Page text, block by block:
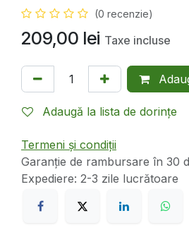
(0 recenzie)
209,00 lei Taxe incluse
Adaugă la lista de dorințe
Termeni și condiții
Garanție de rambursare în 30
Expediere: 2-3 zile lucrătoare